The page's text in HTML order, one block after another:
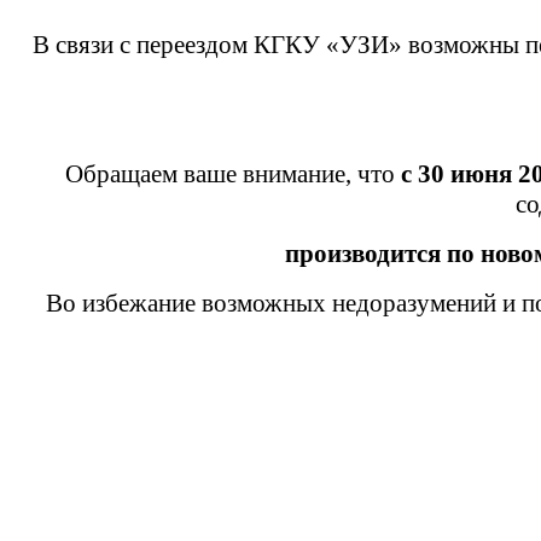
В связи с переездом КГКУ «УЗИ» возможны
Обращаем ваше внимание, что с 30 июня
производится по
Во избежание возможных недоразумений и